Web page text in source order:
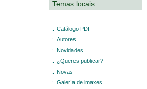
Temas locais
:.
Catálogo PDF
:.
Autores
:.
Novidades
:.
¿Queres publicar?
:.
Novas
:.
Galería de imaxes